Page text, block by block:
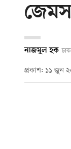
জেমস
নাজমুল হক
প্রকাশ: ১১ জুন